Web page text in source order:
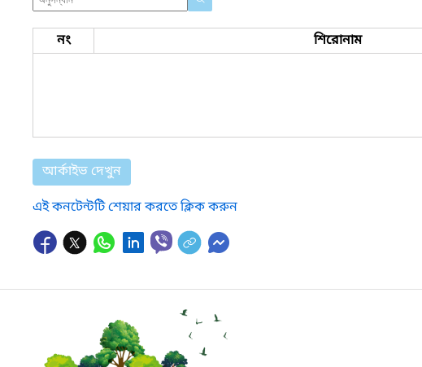
নং শিরোনাম
আর্কাইভ দেখুন
এই কনটেন্টটি শেয়ার করতে ক্লিক করুন